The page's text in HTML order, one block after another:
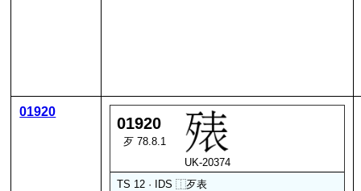
01920
01920
歹 78.8.1
UK-20374
TS 12 · IDS⿰歹表